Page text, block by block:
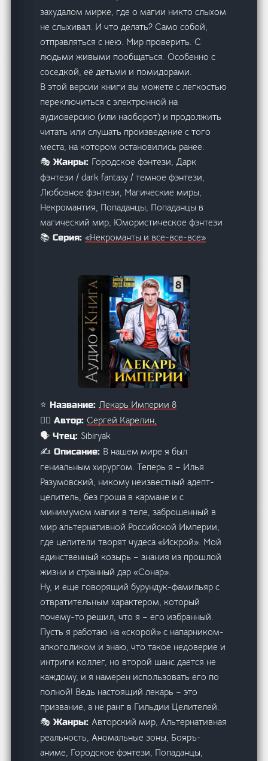
захудалом мирке, где о магии никто слыхом
не слыхивал. И что делать? Само собой,
отправляться с нею. Мир проверить. С
людьми живыми пообщаться. Особенно с
соседкой, её детьми и помидорами.
В этой версии книги вы можете с легкостью
переключиться с электронной на
аудиоверсию (или наоборот) и продолжить
читать или слушать произведение с того
места, на котором остановились ранее.
🎭 Жанры: Городское фэнтези, Дарк
фэнтези / dark fantasy / темное фэнтези,
Любовное фэнтези, Магические миры,
Некромантия, Попаданцы, Попаданцы в
магический мир, Юмористическое фэнтези
📚 Серия:«Некроманты и все-все-все»
⭐ Название:Лекарь Империи 8
🙋‍♂️ Автор:Сергей Карелин,
🗣️ Чтец:Sibiryak
✍️ Описание: В нашем мире я был
гениальным хирургом. Теперь я – Илья
Разумовский, никому неизвестный адепт-
целитель, без гроша в кармане и с
минимумом магии в теле, заброшенный в
мир альтернативной Российской Империи,
где целители творят чудеса «Искрой». Мой
единственный козырь – знания из прошлой
жизни и странный дар «Сонар».
Ну, и еще говорящий бурундук-фамильяр с
отвратительным характером, который
почему-то решил, что я – его избранный.
Пусть я работаю на «скорой» с напарником-
алкоголиком и знаю, что такое недоверие и
интриги коллег, но второй шанс дается не
каждому, и я намерен использовать его по
полной! Ведь настоящий лекарь – это
призвание, а не ранг в Гильдии Целителей.
🎭 Жанры:Авторский мир, Альтернативная
реальность, Аномальные зоны, Бояръ-
аниме, Городское фэнтези, Попаданцы,